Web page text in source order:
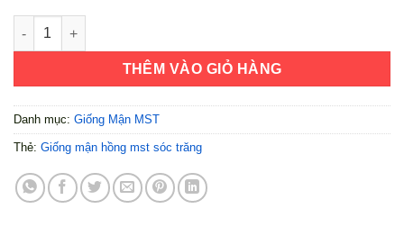
Giống Mận Hồng MST Sóc Trăng Cao 90cm số lượng
THÊM VÀO GIỎ HÀNG
Danh mục: Giống Mận MST
Thẻ: Giống mận hồng mst sóc trăng